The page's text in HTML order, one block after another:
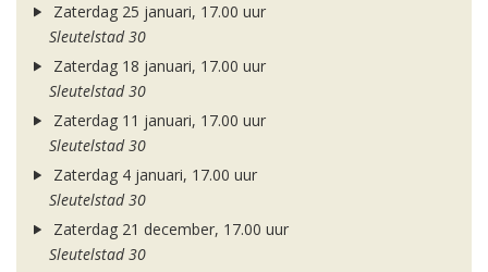
Zaterdag 25 januari, 17.00 uur
Sleutelstad 30
Zaterdag 18 januari, 17.00 uur
Sleutelstad 30
Zaterdag 11 januari, 17.00 uur
Sleutelstad 30
Zaterdag 4 januari, 17.00 uur
Sleutelstad 30
Zaterdag 21 december, 17.00 uur
Sleutelstad 30